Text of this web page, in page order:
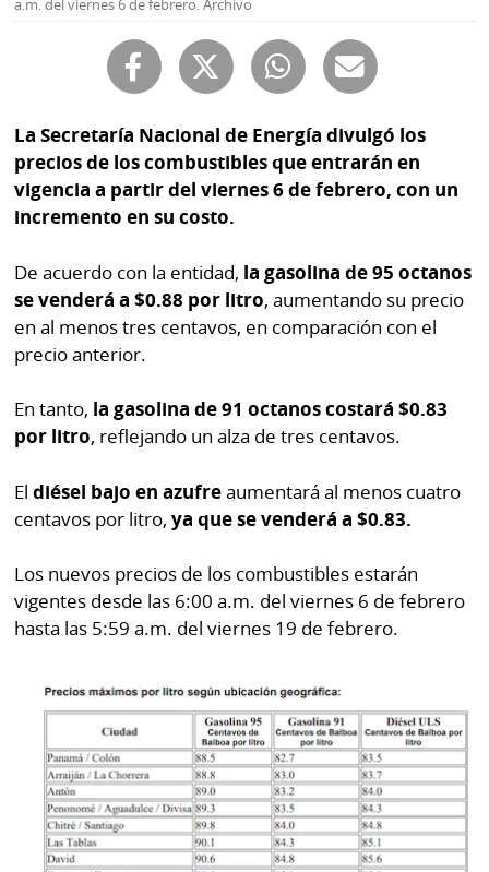
Buscador
Comunicados
Lotería
Kiosko
digital
Luctuosas
RSS
Temas
Autores
Notas
al
Buenas
prácticas
SITIOS
por
Metro
Tienda
Panamá
KM
Corprensa
Diario
Club
La
Busca
Fácil
Tal
Cual
a.m. del viernes 6 de febrero. Archivo
La Secretaría Nacional de Energía divulgó los
precios de los combustibles que entrarán en
vigencia a partir del viernes 6 de febrero, con un
incremento en su costo.
De acuerdo con la entidad, la gasolina de 95 octanos
se venderá a $0.88 por litro, aumentando su precio
en al menos tres centavos, en comparación con el
precio anterior.
En tanto, la gasolina de 91 octanos costará $0.83
por litro, reflejando un alza de tres centavos.
Eldiésel bajo en azufreaumentará al menos cuatro
centavos por litro, ya que se venderá a $0.83.
Los nuevos precios de los combustibles estarán
vigentes desde las 6:00 a.m. del viernes 6 de febrero
hasta las 5:59 a.m. del viernes 19 de febrero.